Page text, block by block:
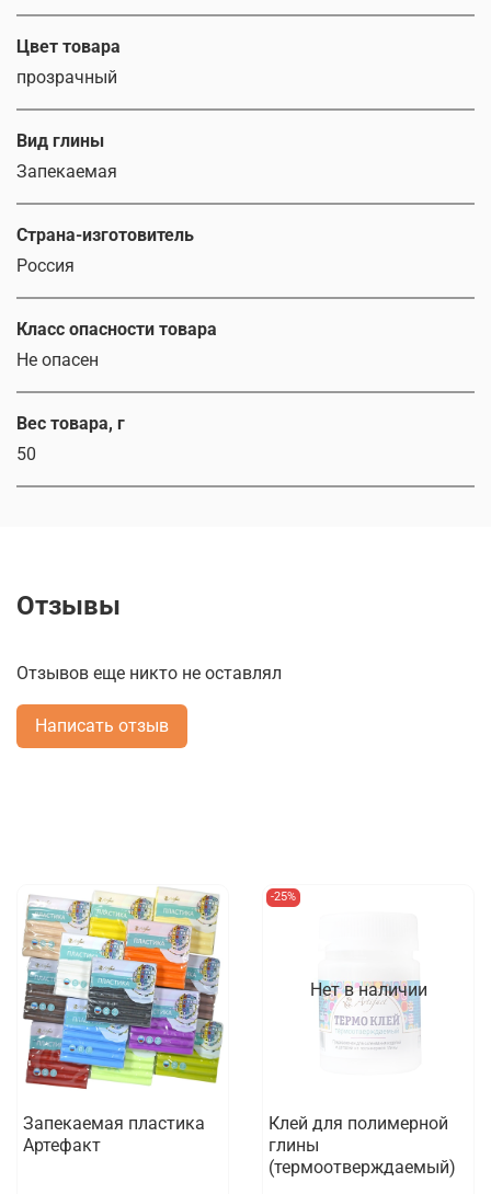
Цвет товара
прозрачный
Вид глины
Запекаемая
Страна-изготовитель
Россия
Класс опасности товара
Не опасен
Вес товара, г
50
Отзывы
Отзывов еще никто не оставлял
Написать отзыв
Запекаемая пластика
Артефакт
Нет в наличии
-25%
Клей для полимерной
глины
(термоотверждаемый)